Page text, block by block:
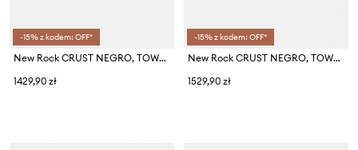
-15% z kodem: OFF*
New Rock CRUST NEGRO, TOWER NEGRO ORO VIEJO buty damskie skórzane
1429,90 zł
-15% z kodem: OFF*
New Rock CRUST NEGRO, TOWER buty damskie skórzane
1529,90 zł